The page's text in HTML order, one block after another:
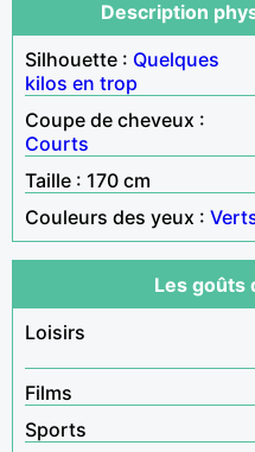
Description
Silhouette : Quelques
kilos en trop
Coupe de cheveux :
Courts
Taille : 170 cm
Couleurs des yeux :
Les goûts
Loisirs
Films
Sports